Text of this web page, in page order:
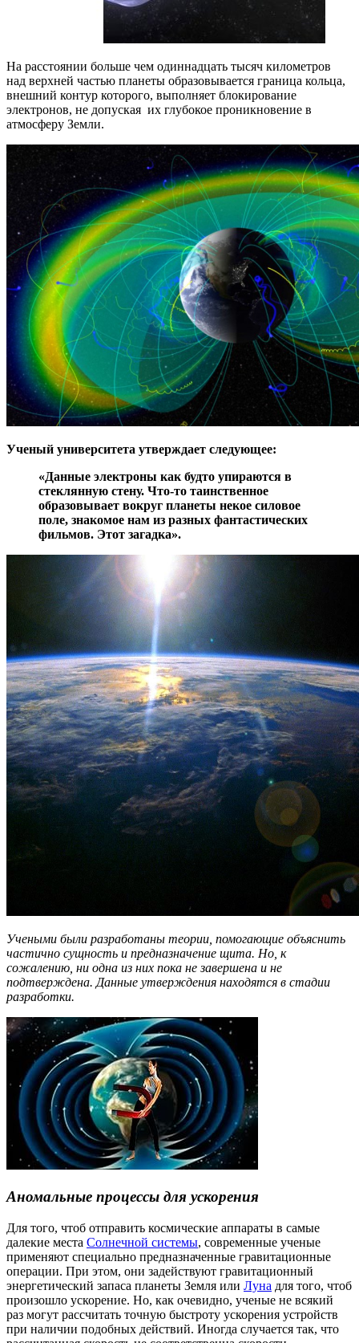
На расстоянии больше чем одиннадцать тысяч километров
над верхней частью планеты образовывается граница кольца,
внешний контур которого, выполняет блокирование
электронов, не допуская их глубокое проникновение в
атмосферу Земли.
Ученый университета утверждает следующее:
«Данные электроны как будто упираются в
стеклянную стену. Что-то таинственное
образовывает вокруг планеты некое силовое
поле, знакомое нам из разных фантастических
фильмов. Этот загадка».
Учеными были разработаны теории, помогающие объяснить
частично сущность и предназначение щита. Но, к
сожалению, ни одна из них пока не завершена и не
подтверждена. Данные утверждения находятся в стадии
разработки.
Аномальные процессы для ускорения
Для того, чтоб отправить космические аппараты в самые
далекие места Солнечной системы, современные ученые
применяют специально предназначенные гравитационные
операции. При этом, они задействуют гравитационный
энергетический запаса планеты Земля или Луна для того, чтоб
произошло ускорение. Но, как очевидно, ученые не всякий
раз могут рассчитать точную быстроту ускорения устройств
при наличии подобных действий. Иногда случается так, что